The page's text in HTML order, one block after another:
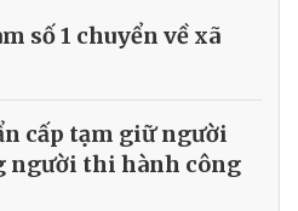
số 1 chuyển về xã
cấp tạm giữ người
người thi hành công